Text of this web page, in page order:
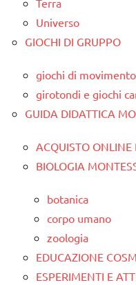
Terra
Universo
GIOCHI DI GRUPPO
giochi di movimento
girotondi e giochi
GUIDA DIDATTICA
ACQUISTO ONLINE
BIOLOGIA
botanica
corpo umano
zoologia
EDUCAZIONE
ESPERIMENTI E